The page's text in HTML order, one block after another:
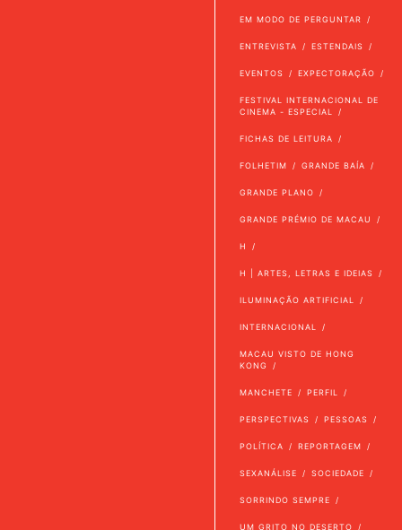
EM MODO DE PERGUNTAR
ENTREVISTA ESTENDAIS
EVENTOS EXPECTORAÇÃO
FESTIVAL INTERNACIONAL DE
CINEMA - ESPECIAL
FICHAS DE LEITURA
FOLHETIM GRANDE BAÍA
GRANDE PLANO
GRANDE PRÉMIO DE MACAU
H
H | ARTES, LETRAS E IDEIAS
ILUMINAÇÃO ARTIFICIAL
INTERNACIONAL
MACAU VISTO DE HONG
KONG
MANCHETE PERFIL
PERSPECTIVAS PESSOAS
POLÍTICA REPORTAGEM
SEXANÁLISE SOCIEDADE
SORRINDO SEMPRE
UM GRITO NO DESERTO